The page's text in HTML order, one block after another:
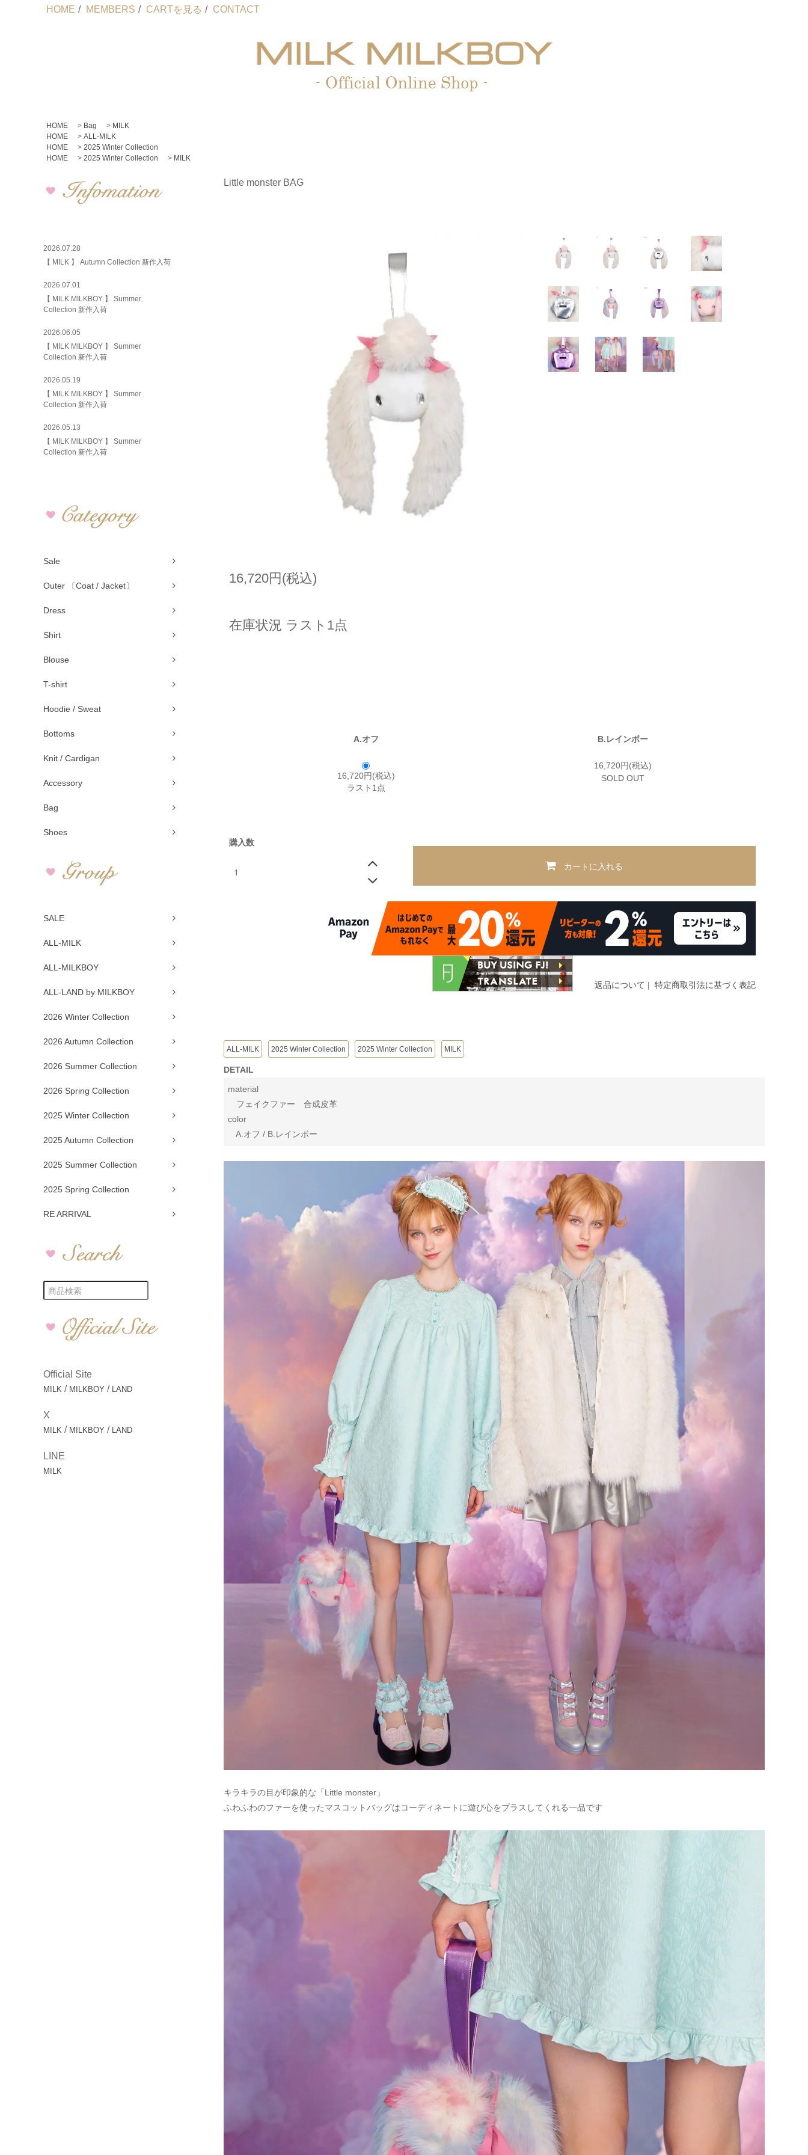
HOME / MEMBERS / CARTを見る / CONTACT
HOME > Bag > MILK
HOME
> ALL-MILK
HOME
> 2025 Winter Collection
HOME
> 2025 Winter Collection > MILK
2026.07.28
【 MILK 】 Autumn Collection 新作入荷
2026.07.01
【 MILK MILKBOY 】 Summer
Collection 新作入荷
2026.06.05
【 MILK MILKBOY 】 Summer
Collection 新作入荷
2026.05.19
【 MILK MILKBOY 】 Summer
Collection 新作入荷
2026.05.13
【 MILK MILKBOY 】 Summer
Collection 新作入荷
Sale
Outer 〔Coat / Jacket〕
Dress
Shirt
Blouse
T-shirt
Hoodie / Sweat
Bottoms
Knit / Cardigan
Accessory
Bag
Shoes
SALE
ALL-MILK
ALL-MILKBOY
ALL-LAND by MILKBOY
2026 Winter Collection
2026 Autumn Collection
2026 Summer Collection
2026 Spring Collection
2025 Winter Collection
2025 Autumn Collection
2025 Summer Collection
2025 Spring Collection
RE ARRIVAL
Official Site
MILK / MILKBOY / LAND
X
MILK / MILKBOY / LAND
LINE
MILK
Little monster BAG
16,720円(税込)
在庫状況 ラスト1点
A.オフ B.レインボー
16,720円(税込)
ラスト1点
16,720円(税込)
SOLD OUT
購入数
カートに入れる
返品について | 特定商取引法に基づく表記
ALL-MILK 2025 Winter Collection 2025 Winter Collection MILK
DETAIL
material
フェイクファー 合成皮革
color
A.オフ / B.レインボー
キラキラの目が印象的な「Little monster」
ふわふわのファーを使ったマスコットバッグはコーディネートに遊び心をプラスしてくれる一品です